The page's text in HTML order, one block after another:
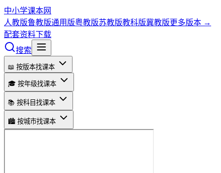
中小学课本网
人教版鲁教版通用版粤教版苏教版教科版冀教版更多版本 →
配套资料下载
搜索
📖 按版本找课本
🎓 按年级找课本
📚 按科目找课本
🏙️ 按城市找课本